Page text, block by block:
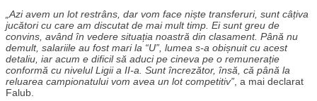
„Azi avem un lot restrâns, dar vom face niște transferuri, sunt câțiva
jucători cu care am discutat de mai mult timp. Ei sunt greu de
convins, având în vedere situația noastră din clasament. Până nu
demult, salariile au fost mari la “U”, lumea s-a obișnuit cu acest
detaliu, iar acum e dificil să aduci pe cineva pe o remunerație
conformă cu nivelul Ligii a II-a. Sunt încrezător, însă, că până la
reluarea campionatului vom avea un lot competitiv” , a mai declarat
Falub.